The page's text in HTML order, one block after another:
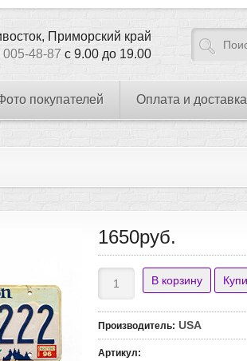
Приморский край
005-48-87 с 9.00 до 19.00
покупателей Оплата и доставка
1650руб.
Производитель: USA
Артикул: